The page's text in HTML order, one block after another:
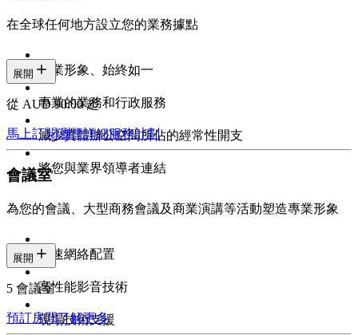
在全球任何地方設立您的業務據點
專業形象、始終如一
專業的業務和行政服務
減少實體辦公空間所佔的經常性開支
將您與業界領導者連結
展開
從 AUD 90.00 起
馬上訂閱瀏覽詳細服務計劃
會議室
為您的會議、大型商務會議及商業演講等活動塑造專業形象
高速網絡配置
高性能影音技術
現場技術支援
展開
5 會議室
預訂房間了解更多